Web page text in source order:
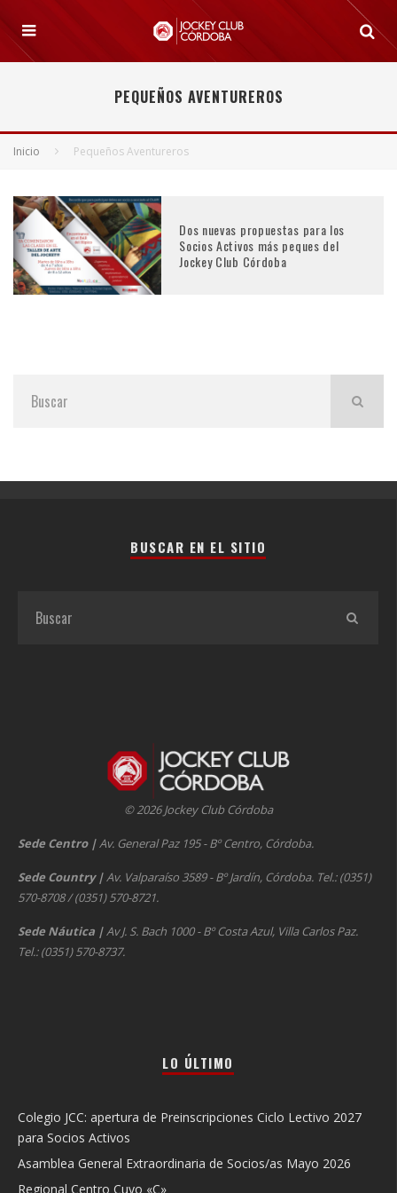
PEQUEÑOS AVENTUREROS
Inicio Pequeños Aventureros
Dos nuevas propuestas para los
Socios Activos más peques del
Jockey Club Córdoba
BUSCAR EN EL SITIO
© 2026 Jockey Club Córdoba
Sede Centro |Av. General Paz 195 - Bº Centro, Córdoba.
Sede Country |Av. Valparaíso 3589 - Bº Jardín, Córdoba. Tel.: (0351)
570-8708 / (0351) 570-8721.
Sede Náutica |Av J. S. Bach 1000 - Bº Costa Azul, Villa Carlos Paz.
Tel.: (0351) 570-8737.
LO ÚLTIMO
Colegio JCC: apertura de Preinscripciones Ciclo Lectivo 2027
para Socios Activos
Asamblea General Extraordinaria de Socios/as Mayo 2026
Regional Centro Cuyo «C»